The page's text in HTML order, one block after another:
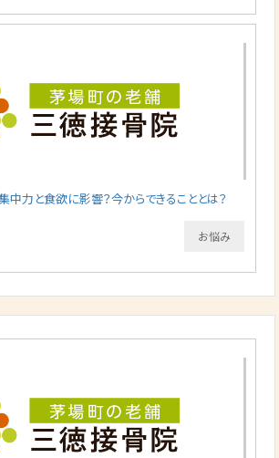
力と食欲に影響？今からできることとは？
お悩み